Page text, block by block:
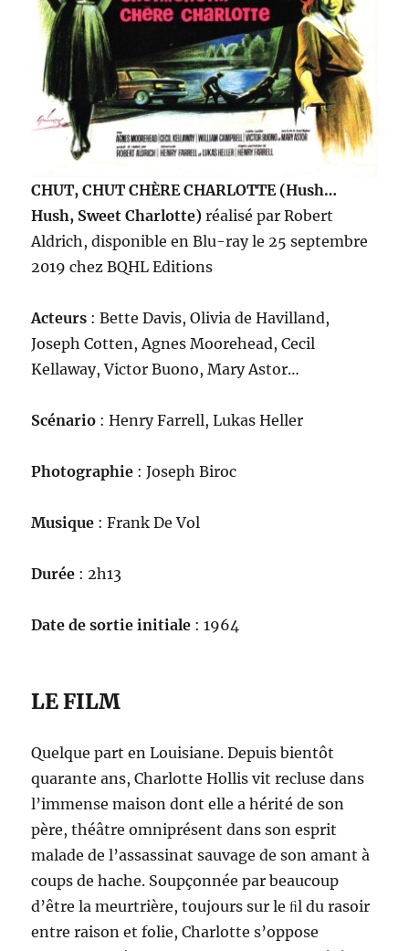
CHUT, CHUT CHÈRE CHARLOTTE (Hush…
Hush, Sweet Charlotte) réalisé par Robert
Aldrich, disponible en Blu-ray le 25 septembre
2019 chez BQHL Editions
Acteurs : Bette Davis, Olivia de Havilland,
Joseph Cotten, Agnes Moorehead, Cecil
Kellaway, Victor Buono, Mary Astor…
Scénario : Henry Farrell, Lukas Heller
Photographie : Joseph Biroc
Musique : Frank De Vol
Durée : 2h13
Date de sortie initiale : 1964
LE FILM
Quelque part en Louisiane. Depuis bientôt
quarante ans, Charlotte Hollis vit recluse dans
l’immense maison dont elle a hérité de son
père, théâtre omniprésent dans son esprit
malade de l’assassinat sauvage de son amant à
coups de hache. Soupçonnée par beaucoup
d’être la meurtrière, toujours sur le ﬁl du rasoir
entre raison et folie, Charlotte s’oppose